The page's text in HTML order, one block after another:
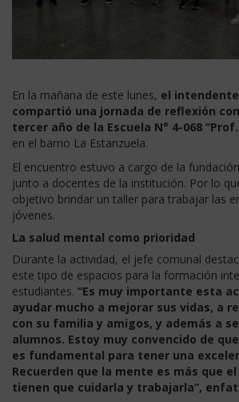
En la mañana de este lunes, el
compartió una jornada de reflexión
tercer año de la Escuela N° 4-068
en el barrio La Estanzuela.
El encuentro estuvo a cargo de la
junto a docentes de la institución. Por lo
objetivo brindar un taller para trabajar las
jóvenes.
La salud mental como prioridad
Durante la actividad, el jefe comunal
este tipo de espacios para la formación
estudiantes. “Es muy importante esta
ayudar mucho a mejorar sus vidas, a
con su familia y amigos, y además a
alumnos. Estoy muy convencido de
es fundamental para tener una
Recuerden que la mente es más que
tienen que cuidarla y trabajarla”,